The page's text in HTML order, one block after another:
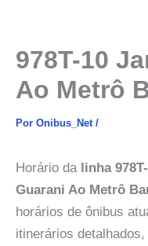
978T-10
Ao Metrô
Por Onibus_Net /
Horário da linha
Guarani Ao Metrô
horários de ônibus
itinerários